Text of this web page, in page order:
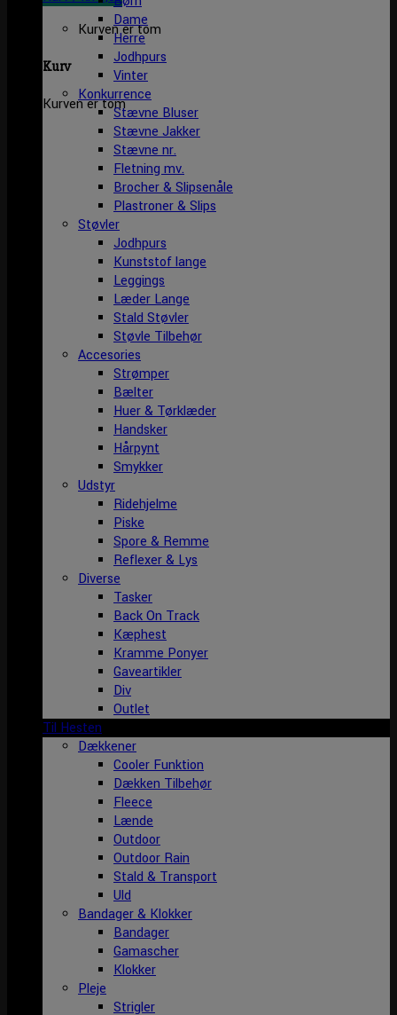
Kurven er tom
Kurv
Kurven er tom
Dame
Herre
Jodhpurs
Vinter
Konkurrence
Stævne Bluser
Stævne Jakker
Stævne nr.
Fletning mv.
Brocher & Slipsenåle
Plastroner & Slips
Støvler
Jodhpurs
Kunststof lange
Leggings
Læder Lange
Stald Støvler
Støvle Tilbehør
Accesories
Strømper
Bælter
Huer & Tørklæder
Handsker
Hårpynt
Smykker
Udstyr
Ridehjelme
Piske
Spore & Remme
Reflexer & Lys
Diverse
Tasker
Back On Track
Kæphest
Kramme Ponyer
Gaveartikler
Div
Outlet
Til Hesten
Dækkener
Cooler Funktion
Dækken Tilbehør
Fleece
Lænde
Outdoor
Outdoor Rain
Stald & Transport
Uld
Bandager & Klokker
Bandager
Gamascher
Klokker
Pleje
Strigler